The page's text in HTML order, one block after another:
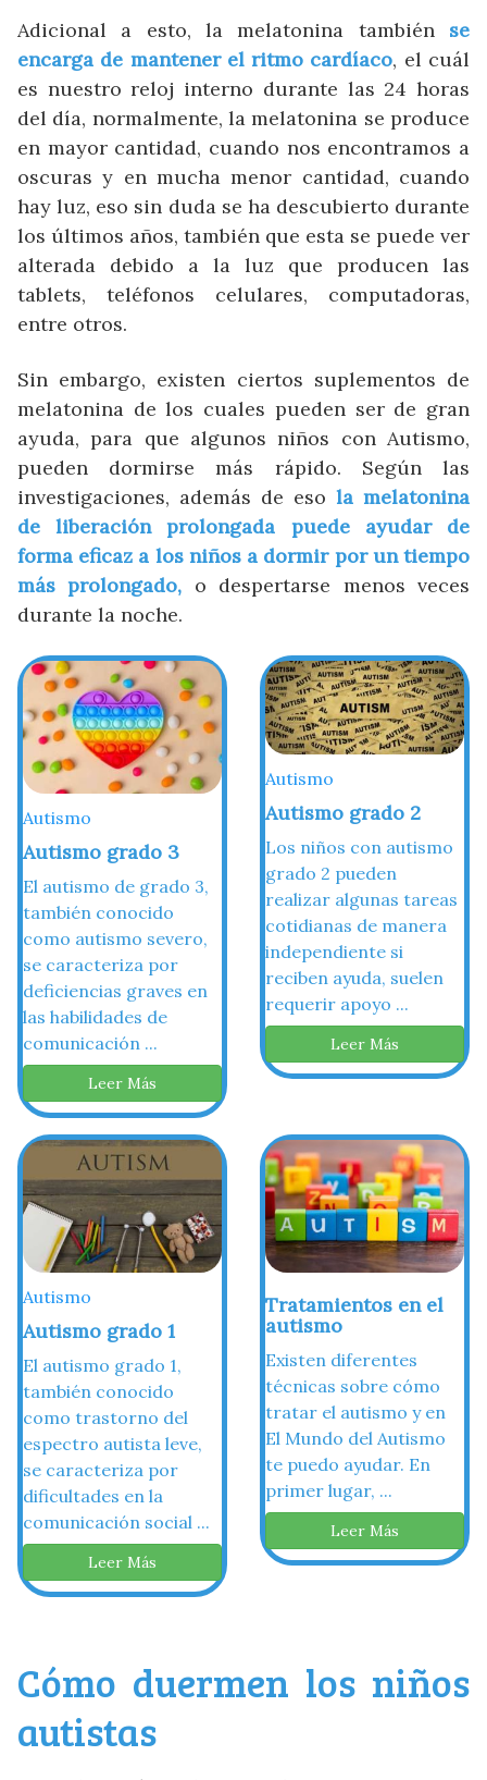
Adicional a esto, la melatonina también se
encarga de mantener el ritmo cardíaco, el cuál
es nuestro reloj interno durante las 24 horas
del día, normalmente, la melatonina se produce
en mayor cantidad, cuando nos encontramos a
oscuras y en mucha menor cantidad, cuando
hay luz, eso sin duda se ha descubierto durante
los últimos años, también que esta se puede ver
alterada debido a la luz que producen las
tablets, teléfonos celulares, computadoras,
entre otros.
Sin embargo, existen ciertos suplementos de
melatonina de los cuales pueden ser de gran
ayuda, para que algunos niños con Autismo,
pueden dormirse más rápido. Según las
investigaciones, además de eso la melatonina
de liberación prolongada puede ayudar de
forma eficaz a los niños a dormir por un tiempo
más prolongado, o despertarse menos veces
durante la noche.
Autismo
Autismo grado 3
El autismo de grado 3,
también conocido
como autismo severo,
se caracteriza por
deficiencias graves en
las habilidades de
comunicación ...
Leer Más
Autismo
Autismo grado 2
Los niños con autismo
grado 2 pueden
realizar algunas tareas
cotidianas de manera
independiente si
reciben ayuda, suelen
requerir apoyo ...
Leer Más
Autismo
Autismo grado 1
El autismo grado 1,
también conocido
como trastorno del
espectro autista leve,
se caracteriza por
dificultades en la
comunicación social ...
Leer Más
Tratamientos en el
autismo
Existen diferentes
técnicas sobre cómo
tratar el autismo y en
El Mundo del Autismo
te puedo ayudar. En
primer lugar, ...
Leer Más
Cómo duermen los niños
autistas